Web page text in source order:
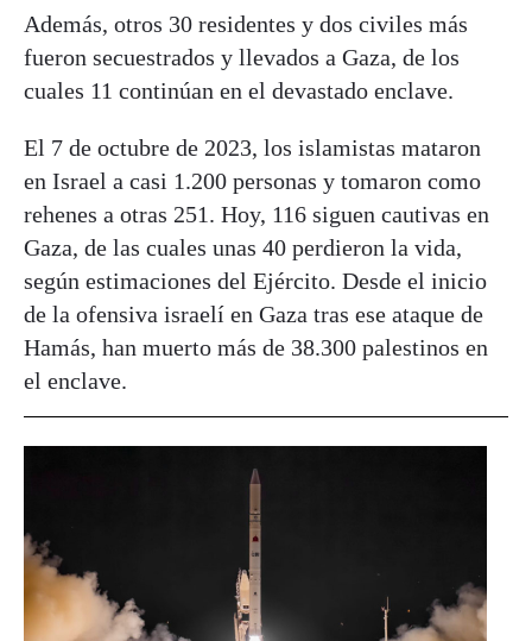
Además, otros 30 residentes y dos civiles más
fueron secuestrados y llevados a Gaza, de los
cuales 11 continúan en el devastado enclave.
El 7 de octubre de 2023, los islamistas mataron
en Israel a casi 1.200 personas y tomaron como
rehenes a otras 251. Hoy, 116 siguen cautivas en
Gaza, de las cuales unas 40 perdieron la vida,
según estimaciones del Ejército. Desde el inicio
de la ofensiva israelí en Gaza tras ese ataque de
Hamás, han muerto más de 38.300 palestinos en
el enclave.